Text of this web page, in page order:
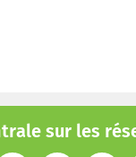
sur les